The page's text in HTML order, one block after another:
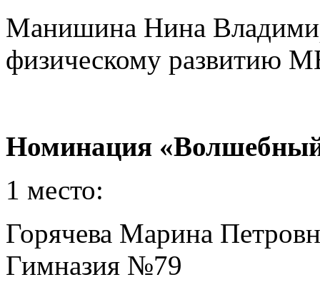
Манишина Нина
физическому развитию
Номинация «Волшебный
1 место:
Горячева Марина
Гимназия №79